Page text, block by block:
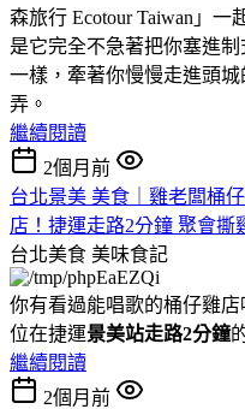
森旅行 Ecotour Taiwan」一
是它完全不急著把你塞進
一樣，牽著你慢慢走進頭
弄。
繼續閱讀
2個月前
台北景美 美食｜雞老闆桶
店！捷運走路2分鐘 聚會撕
台北美食 美味食記
你有看過能唱歌的桶仔雞店
位在捷運景美站走路2分鐘
繼續閱讀
2個月前